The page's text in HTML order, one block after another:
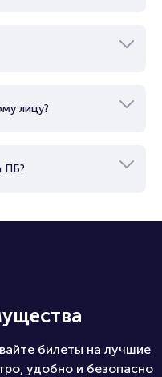
лицу?
ПБ?
билеты на лучшие
удобно и безопасно